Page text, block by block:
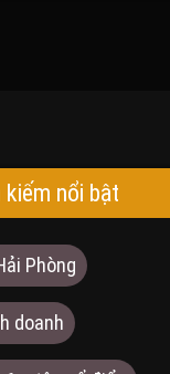
nổi bật
Phòng
doanh